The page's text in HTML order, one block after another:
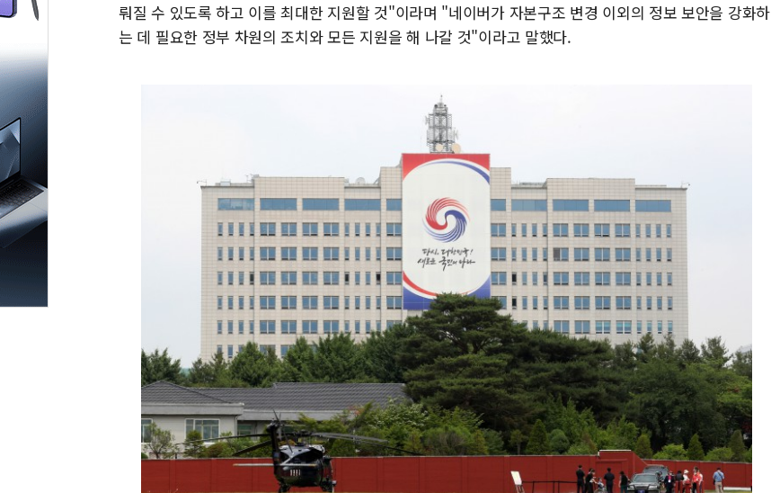
뤄질 수 있도록 하고 이를 최대한 지원할 것"이라며 "네이버가 자본구조 변경 이외의 정보 보안을 강화하
는 데 필요한 정부 차원의 조치와 모든 지원을 해 나갈 것"이라고 말했다.